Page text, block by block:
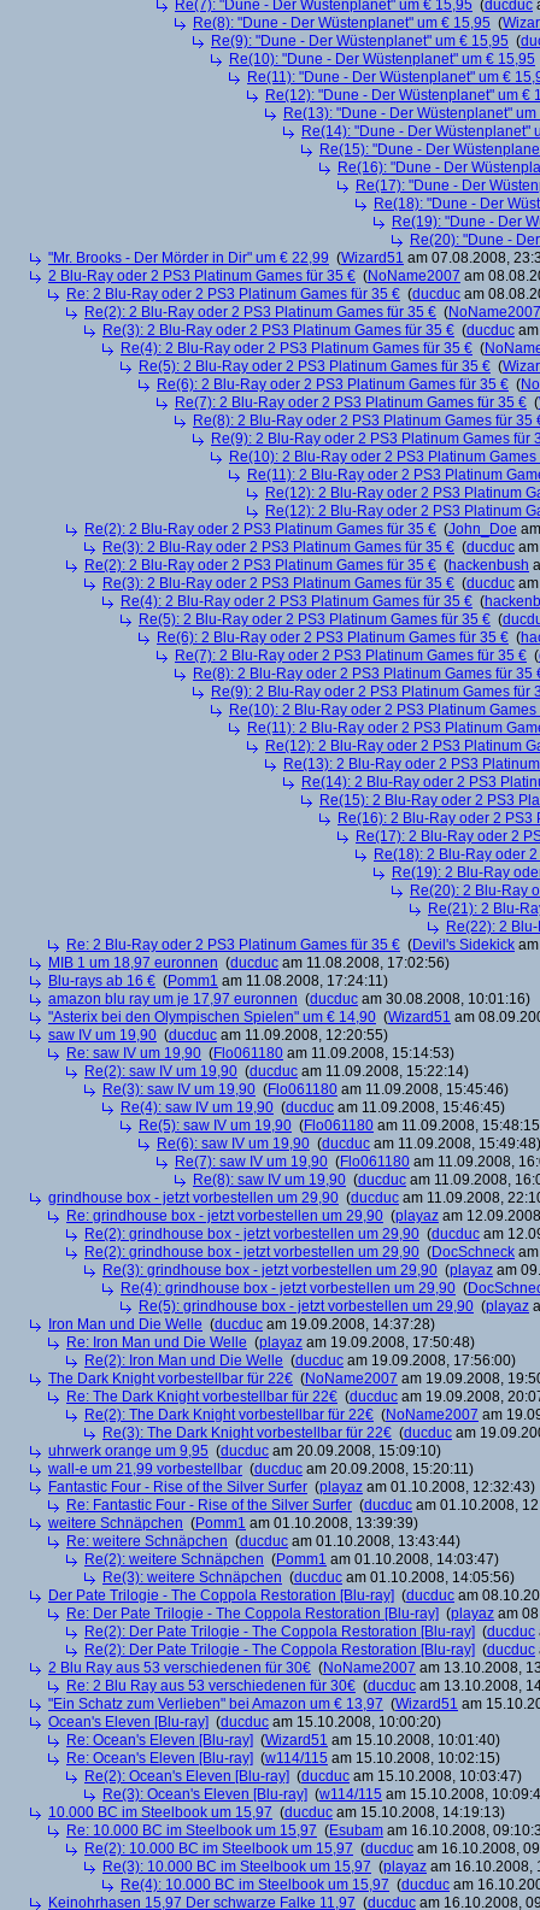
Re(7): "Dune - Der Wüstenplanet" um € 15,95 (ducduc
Re(8): "Dune - Der Wüstenplanet" um € 15,95 (
Re(9): "Dune - Der Wüstenplanet" um € 15,95 (
Re(10): "Dune - Der Wüstenplanet" um € 15,95
Re(11): "Dune - Der Wüstenplanet" um €
Re(12): "Dune - Der Wüstenplanet" um €
Re(13): "Dune - Der Wüstenplanet"
Re(14): "Dune - Der Wüstenplanet"
Re(15): "Dune - Der
Re(16): "Dune - Der
Re(17): "Dune - Der
Re(18): "Dune - Der
Re(19): "Dune - Der
Re(20): "Dune -
"Mr. Brooks - Der Mörder in Dir" um € 22,99 (Wizard51 am 07.08.2008,
2 Blu-Ray oder 2 PS3 Platinum Games für 35 € (NoName2007 am
Re: 2 Blu-Ray oder 2 PS3 Platinum Games für 35 € (ducduc am
Re(2): 2 Blu-Ray oder 2 PS3 Platinum Games für 35 € (NoName2007
Re(3): 2 Blu-Ray oder 2 PS3 Platinum Games für 35 € (ducduc
Re(4): 2 Blu-Ray oder 2 PS3 Platinum Games für 35 € (
Re(5): 2 Blu-Ray oder 2 PS3 Platinum Games für 35 € (
Re(6): 2 Blu-Ray oder 2 PS3 Platinum Games für 35 € (
Re(7): 2 Blu-Ray oder 2 PS3 Platinum Games für 35 € (
Re(8): 2 Blu-Ray oder 2 PS3 Platinum Games für 35
Re(9): 2 Blu-Ray oder 2 PS3 Platinum Games für
Re(10): 2 Blu-Ray oder 2 PS3 Platinum Games
Re(11): 2 Blu-Ray oder 2 PS3 Platinum
Re(12): 2 Blu-Ray oder 2 PS3 Platinum
Re(12): 2 Blu-Ray oder 2 PS3 Platinum
Re(2): 2 Blu-Ray oder 2 PS3 Platinum Games für 35 € (John_Doe
Re(3): 2 Blu-Ray oder 2 PS3 Platinum Games für 35 € (ducduc
Re(2): 2 Blu-Ray oder 2 PS3 Platinum Games für 35 € (hackenbush
Re(3): 2 Blu-Ray oder 2 PS3 Platinum Games für 35 € (ducduc
Re(4): 2 Blu-Ray oder 2 PS3 Platinum Games für 35 € (
Re(5): 2 Blu-Ray oder 2 PS3 Platinum Games für 35 € (
Re(6): 2 Blu-Ray oder 2 PS3 Platinum Games für 35 € (
Re(7): 2 Blu-Ray oder 2 PS3 Platinum Games für 35 € (
Re(8): 2 Blu-Ray oder 2 PS3 Platinum Games für 35
Re(9): 2 Blu-Ray oder 2 PS3 Platinum Games für
Re(10): 2 Blu-Ray oder 2 PS3 Platinum Games
Re(11): 2 Blu-Ray oder 2 PS3 Platinum
Re(12): 2 Blu-Ray oder 2 PS3 Platinum
Re(13): 2 Blu-Ray oder 2 PS3
Re(14): 2 Blu-Ray oder 2 PS3
Re(15): 2 Blu-Ray oder 2 PS3
Re(16): 2 Blu-Ray oder 2 PS3
Re(17): 2 Blu-Ray oder 2
Re(18): 2 Blu-Ray oder
Re(19): 2 Blu-Ray
Re(20): 2 Blu-Ray
Re(21): 2 Blu-
Re(22): 2
Re: 2 Blu-Ray oder 2 PS3 Platinum Games für 35 € (Devil's Sidekick
MIB 1 um 18,97 euronnen (ducduc am 11.08.2008, 17:02:56)
Blu-rays ab 16 € (Pomm1 am 11.08.2008, 17:24:11)
amazon blu ray um je 17,97 euronnen (ducduc am 30.08.2008, 10:01:16)
"Asterix bei den Olympischen Spielen" um € 14,90 (Wizard51 am
saw IV um 19,90 (ducduc am 11.09.2008, 12:20:55)
Re: saw IV um 19,90 (Flo061180 am 11.09.2008, 15:14:53)
Re(2): saw IV um 19,90 (ducduc am 11.09.2008, 15:22:14)
Re(3): saw IV um 19,90 (Flo061180 am 11.09.2008, 15:45:46)
Re(4): saw IV um 19,90 (ducduc am 11.09.2008, 15:46:45)
Re(5): saw IV um 19,90 (Flo061180 am 11.09.2008,
Re(6): saw IV um 19,90 (ducduc am 11.09.2008, 15:49:48)
Re(7): saw IV um 19,90 (Flo061180 am 11.09.2008,
Re(8): saw IV um 19,90 (ducduc am 11.09.2008,
grindhouse box - jetzt vorbestellen um 29,90 (ducduc am 11.09.2008,
Re: grindhouse box - jetzt vorbestellen um 29,90 (playaz am
Re(2): grindhouse box - jetzt vorbestellen um 29,90 (ducduc am
Re(2): grindhouse box - jetzt vorbestellen um 29,90 (DocSchneck
Re(3): grindhouse box - jetzt vorbestellen um 29,90 (playaz am
Re(4): grindhouse box - jetzt vorbestellen um 29,90 (
Re(5): grindhouse box - jetzt vorbestellen um 29,90 (playaz
Iron Man und Die Welle (ducduc am 19.09.2008, 14:37:28)
Re: Iron Man und Die Welle (playaz am 19.09.2008, 17:50:48)
Re(2): Iron Man und Die Welle (ducduc am 19.09.2008, 17:56:00)
The Dark Knight vorbestellbar für 22€ (NoName2007 am 19.09.2008,
Re: The Dark Knight vorbestellbar für 22€ (ducduc am 19.09.2008,
Re(2): The Dark Knight vorbestellbar für 22€ (NoName2007 am
Re(3): The Dark Knight vorbestellbar für 22€ (ducduc am
uhrwerk orange um 9,95 (ducduc am 20.09.2008, 15:09:10)
wall-e um 21,99 vorbestellbar (ducduc am 20.09.2008, 15:20:11)
Fantastic Four - Rise of the Silver Surfer (playaz am 01.10.2008, 12:32:43)
Re: Fantastic Four - Rise of the Silver Surfer (ducduc am 01.10.2008,
weitere Schnäpchen (Pomm1 am 01.10.2008, 13:39:39)
Re: weitere Schnäpchen (ducduc am 01.10.2008, 13:43:44)
Re(2): weitere Schnäpchen (Pomm1 am 01.10.2008, 14:03:47)
Re(3): weitere Schnäpchen (ducduc am 01.10.2008, 14:05:56)
Der Pate Trilogie - The Coppola Restoration [Blu-ray] (ducduc am
Re: Der Pate Trilogie - The Coppola Restoration [Blu-ray] (playaz am
Re(2): Der Pate Trilogie - The Coppola Restoration [Blu-ray] (ducduc
Re(2): Der Pate Trilogie - The Coppola Restoration [Blu-ray] (ducduc
2 Blu Ray aus 53 verschiedenen für 30€ (NoName2007 am 13.10.2008,
Re: 2 Blu Ray aus 53 verschiedenen für 30€ (ducduc am 13.10.2008,
"Ein Schatz zum Verlieben" bei Amazon um € 13,97 (Wizard51 am
Ocean's Eleven [Blu-ray] (ducduc am 15.10.2008, 10:00:20)
Re: Ocean's Eleven [Blu-ray] (Wizard51 am 15.10.2008, 10:01:40)
Re: Ocean's Eleven [Blu-ray] (w114/115 am 15.10.2008, 10:02:15)
Re(2): Ocean's Eleven [Blu-ray] (ducduc am 15.10.2008, 10:03:47)
Re(3): Ocean's Eleven [Blu-ray] (w114/115 am 15.10.2008,
10.000 BC im Steelbook um 15,97 (ducduc am 15.10.2008, 14:19:13)
Re: 10.000 BC im Steelbook um 15,97 (Esubam am 16.10.2008,
Re(2): 10.000 BC im Steelbook um 15,97 (ducduc am 16.10.2008,
Re(3): 10.000 BC im Steelbook um 15,97 (playaz am 16.10.2008,
Re(4): 10.000 BC im Steelbook um 15,97 (ducduc am
Keinohrhasen 15,97 Der schwarze Falke 11,97 (ducduc am 16.10.2008,